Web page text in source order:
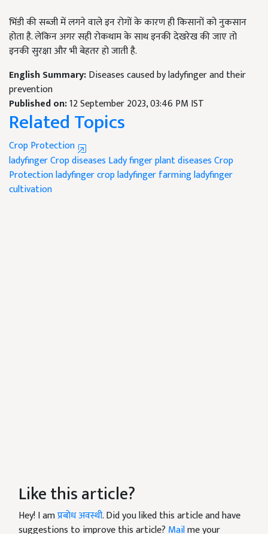
भिंडी की सब्जी में लगने वाले इन रोगों के कारण ही किसानों को नुकसान
होता है. लेकिन अगर सही रोकथाम के साथ इनकी देखरेख की जाए तो
इनकी सुरक्षा और भी बेहतर हो जाती है.
English Summary:Diseases caused by ladyfinger and their
prevention
Published on:12 September 2023, 03:46 PM IST
Related Topics
Crop Protection
ladyfingerCrop diseases Lady finger plant diseasesCrop
Protectionladyfinger cropladyfinger farmingladyfinger
cultivation
Like this article?
Hey! I amप्रबोध अवस्थी. Did you liked this article and have
suggestions to improve this article? Mailme your